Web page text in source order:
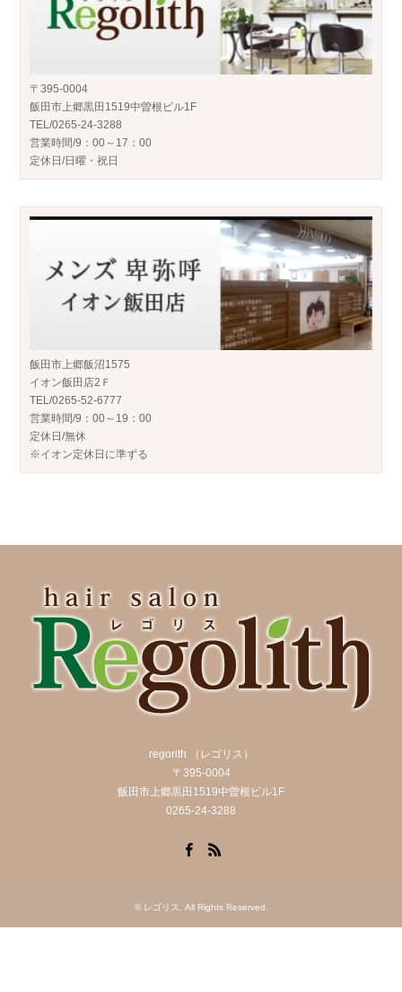
〒395-0004
飯田市上郷黒田1519中曽根ビル1F
TEL/0265-24-3288
営業時間/9：00～17：00
定休日/日曜・祝日
飯田市上郷飯沼1575
イオン飯田店2Ｆ
TEL/0265-52-6777
営業時間/9：00～19：00
定休日/無休
※イオン定休日に準ずる
regorith （レゴリス）
〒395-0004
飯田市上郷黒田1519中曽根ビル1F
0265-24-3288
© レゴリス . All Rights Reserved.